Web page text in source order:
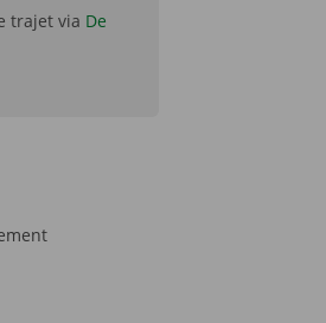
trajet via De